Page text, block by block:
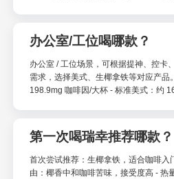
办公室/工位喝哪款？
办公室 / 工位场景，可根据提神、控卡
需求，选择美式、生椰拿铁等对应产品
198.9mg 咖啡因/大杯 - 标准美式：约
第一次喝瑞幸推荐哪款？
首次尝试推荐：生椰拿铁，适合咖啡入
由：椰香中和咖啡苦味，接受度高 - 热